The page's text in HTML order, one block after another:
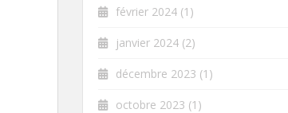
février 2024 (1)
janvier 2024 (2)
décembre 2023 (1)
octobre 2023 (1)